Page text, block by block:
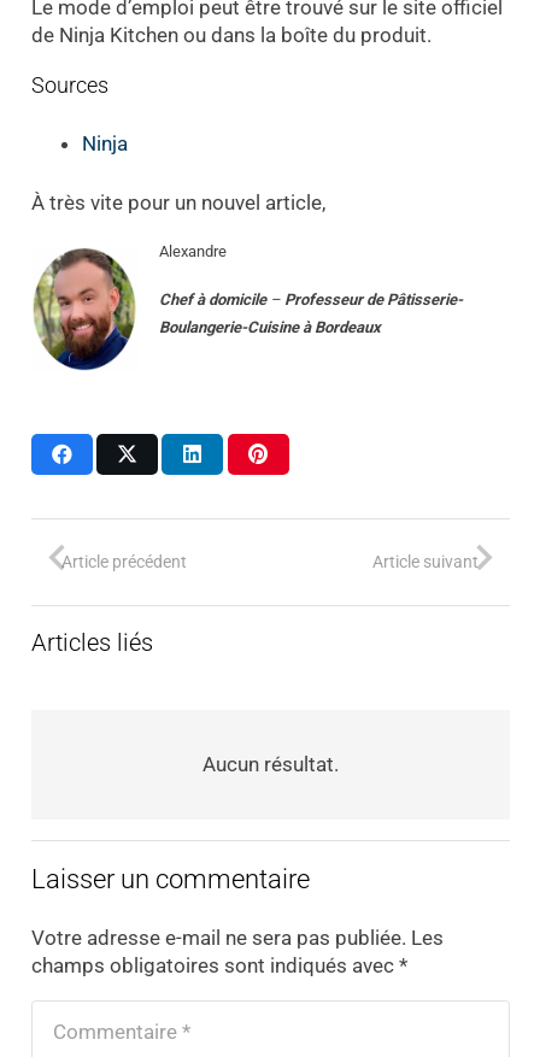
Le mode d’emploi peut être trouvé sur le site officiel
de Ninja Kitchen ou dans la boîte du produit.
Sources
Ninja
À très vite pour un nouvel article,
Alexandre
Chef à domicile– Professeur de Pâtisserie-
Boulangerie-Cuisine à Bordeaux
Article précédent Article suivant
Articles liés
Aucun résultat.
Laisser un commentaire
Votre adresse e-mail ne sera pas publiée. Les
champs obligatoires sont indiqués avec *